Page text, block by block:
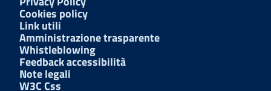
Cookies policy
Link utili
Amministrazione trasparente
Whistleblowing
Feedback accessibilità
Note legali
W3C Css